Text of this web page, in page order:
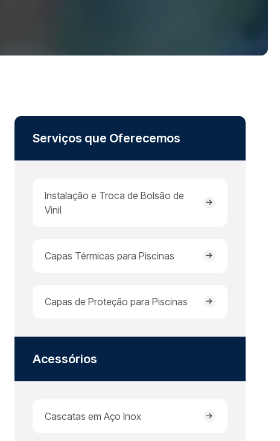
Serviços que Oferecemos
Instalação e Troca de Bolsão de
Vinil
Capas Térmicas para Piscinas
Capas de Proteção para Piscinas
Acessórios
Cascatas em Aço Inox